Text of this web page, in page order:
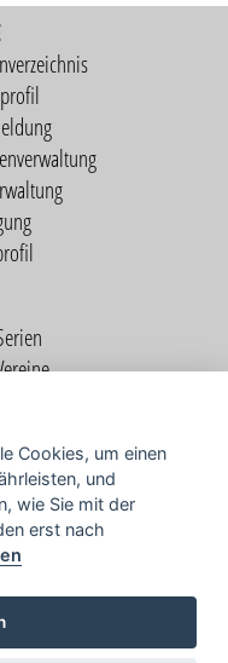
TV
Cookies, um einen
und
wie Sie mit der
erst nach